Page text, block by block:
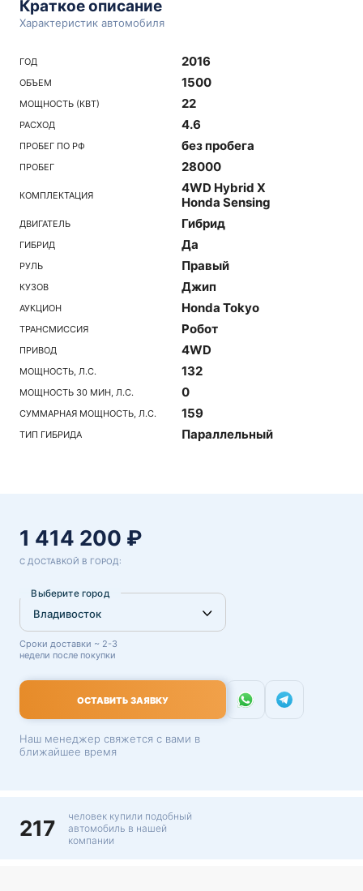
Краткое описание
Характеристик автомобиля
ГОД 2016
ОБЪЕМ 1500
МОЩНОСТЬ (КВТ) 22
РАСХОД 4.6
ПРОБЕГ ПО РФ без пробега
ПРОБЕГ 28000
КОМПЛЕКТАЦИЯ
4WD Hybrid X
Honda Sensing
ДВИГАТЕЛЬ Гибрид
ГИБРИД Да
РУЛЬ Правый
КУЗОВ Джип
АУКЦИОН Honda Tokyo
ТРАНСМИССИЯ Робот
ПРИВОД 4WD
МОЩНОСТЬ, Л.С. 132
МОЩНОСТЬ 30 МИН, Л.С. 0
СУММАРНАЯ МОЩНОСТЬ, Л.С. 159
ТИП ГИБРИДА Параллельный
1 414 200 ₽
С ДОСТАВКОЙ В ГОРОД:
Выберите город
Сроки доставки ~ 2-3
недели после покупки
ОСТАВИТЬ ЗАЯВКУ
Наш менеджер свяжется с вами в
ближайшее время
217
человек купили подобный
автомобиль в нашей
компании